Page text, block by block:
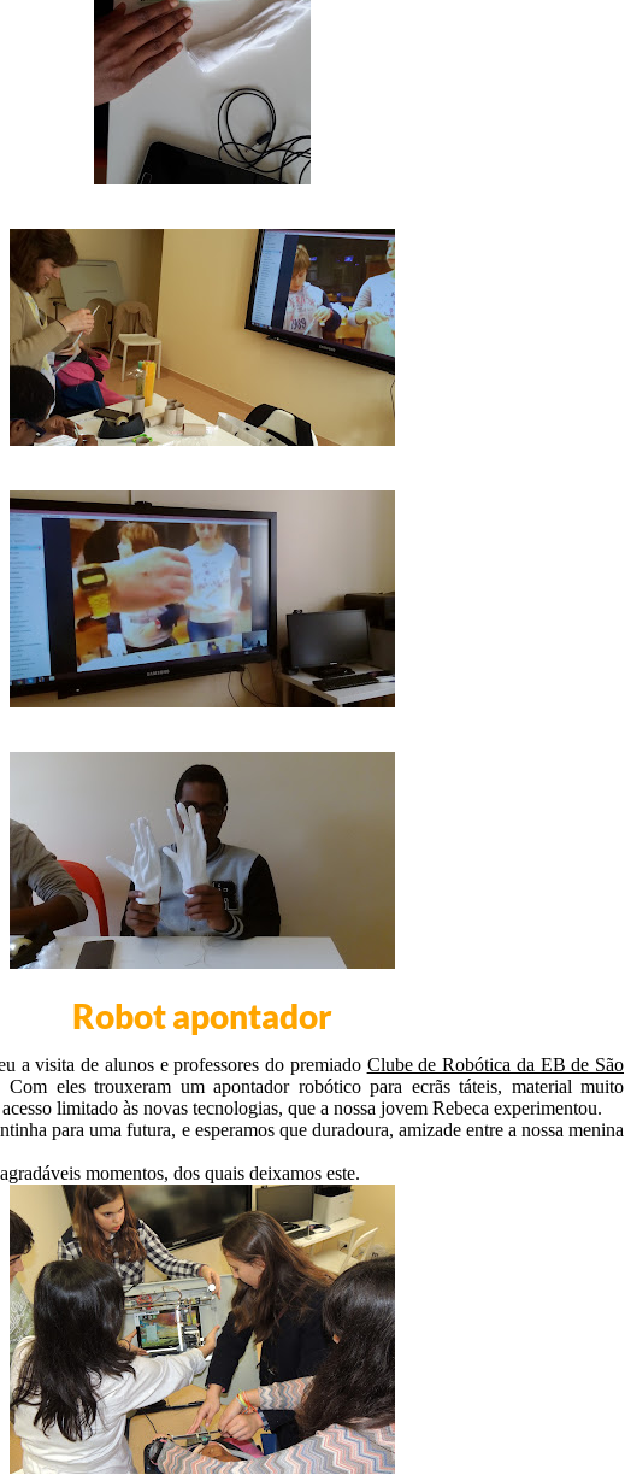
Robot apontador
a visita de alunos e professores do premiado Clube de Robótica da EB de São
Com eles trouxeram um apontador robótico para ecrãs táteis, material muito
limitado às novas tecnologias, que a nossa jovem Rebeca experimentou.
para uma futura, e esperamos que duradoura, amizade entre a nossa menina
momentos, dos quais deixamos este.